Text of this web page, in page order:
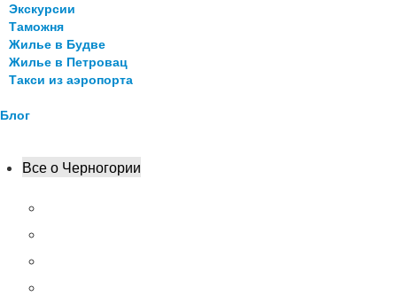
Экскурсии
Таможня
Жилье в Будве
Жилье в Петровац
Такси из аэропорта
Блог
Все о Черногории